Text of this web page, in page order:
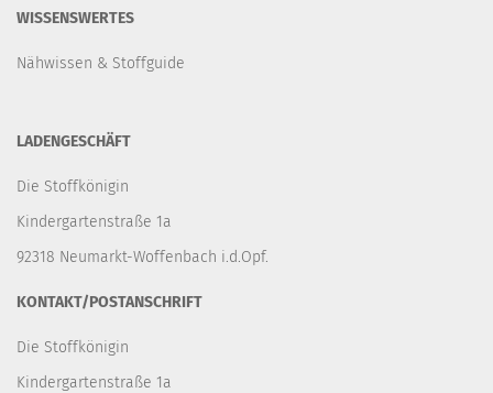
WISSENSWERTES
Nähwissen & Stoffguide
LADENGESCHÄFT
Die Stoffkönigin
Kindergartenstraße 1a
92318 Neumarkt-Woffenbach i.d.Opf.
KONTAKT/POSTANSCHRIFT
Die Stoffkönigin
Kindergartenstraße 1a